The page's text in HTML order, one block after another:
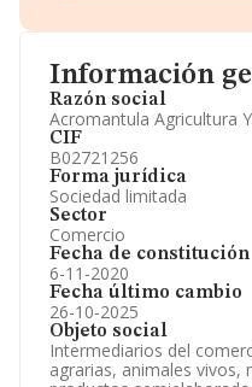
Información
Razón social
Acromantula Agricultura
CIF
B02721256
Forma jurídica
Sociedad limitada
Sector
Comercio
Fecha de constitución
6-11-2020
Fecha último cambio
26-10-2025
Objeto social
Intermediarios del
agrarias, animales vivos,
Información oficial y